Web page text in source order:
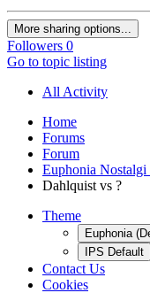
More sharing options...
Followers 0
Go to topic listing
All Activity
Home
Forums
Forum
Euphonia
Dahlquist vs ?
Theme
Euphonia
IPS Default
Contact Us
Cookies